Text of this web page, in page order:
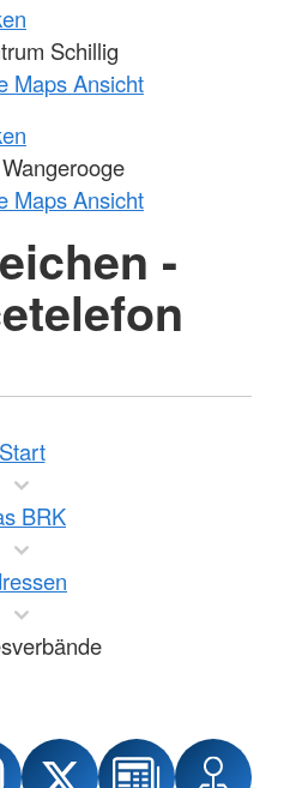
Schillig
Maps Ansicht
Maps Ansicht
-
Start
BRK